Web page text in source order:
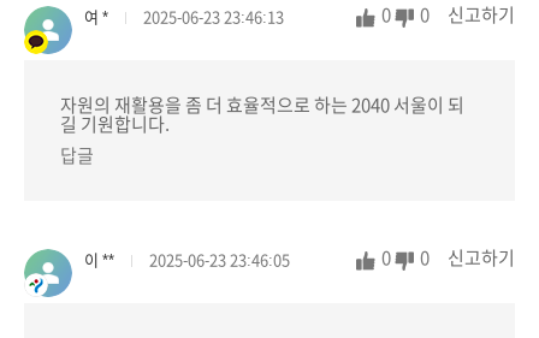
여 * 2025-06-23 23:46:13 0 0 신고하기
자원의 재활용을 좀 더 효율적으로 하는 2040 서울이 되
길 기원합니다.
답글
이 ** 2025-06-23 23:46:05 0 0 신고하기